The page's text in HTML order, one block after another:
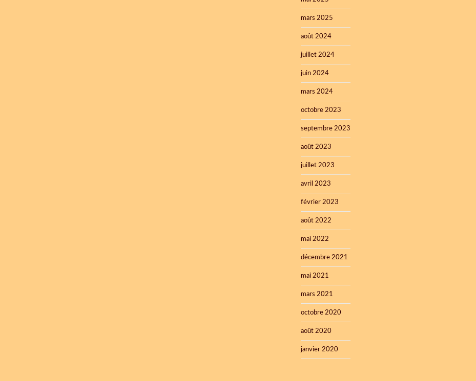
mars 2025
août 2024
juillet 2024
juin 2024
mars 2024
octobre 2023
septembre 2023
août 2023
juillet 2023
avril 2023
février 2023
août 2022
mai 2022
décembre 2021
mai 2021
mars 2021
octobre 2020
août 2020
janvier 2020